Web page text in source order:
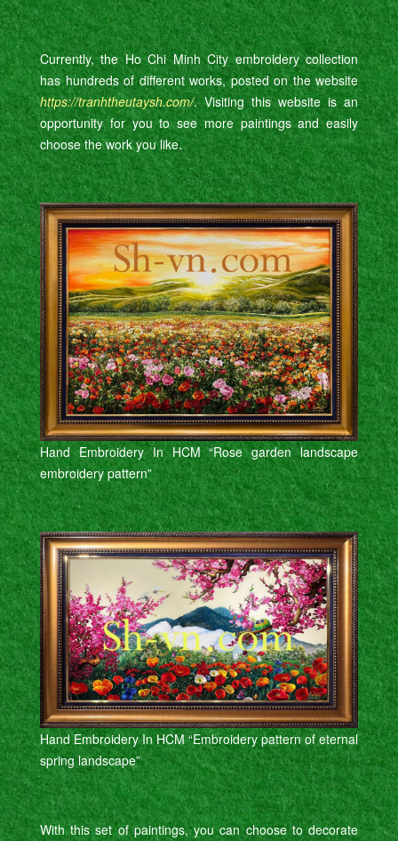
Currently, the Ho Chi Minh City embroidery collection
has hundreds of different works, posted on the website
https://tranhtheutaysh.com/. Visiting this website is an
opportunity for you to see more paintings and easily
choose the work you like.
Hand Embroidery In HCM “Rose garden landscape
embroidery pattern”
Hand Embroidery In HCM “Embroidery pattern of eternal
spring landscape”
With this set of paintings, you can choose to decorate